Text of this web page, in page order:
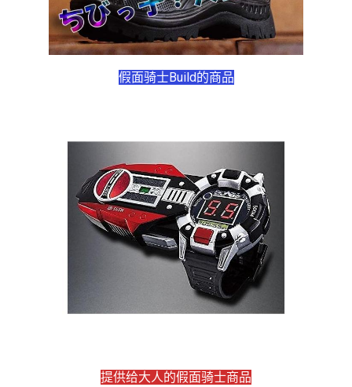
假面骑士Build的商品
提供给大人的假面骑士商品